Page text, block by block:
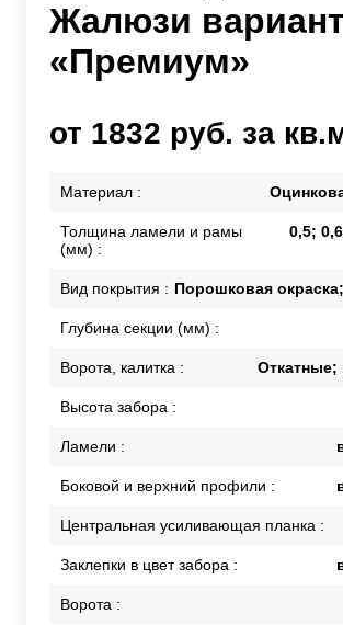
Жалюзи вариант
«Премиум»
от 1832 руб. за
Материал :
Толщина ламели и рамы
(мм) :
0,5;
Вид покрытия : Порошковая
Глубина секции (мм) :
Ворота, калитка :
Высота забора :
Ламели :
Боковой и верхний профили :
Центральная усиливающая планка :
Заклепки в цвет забора :
Ворота :